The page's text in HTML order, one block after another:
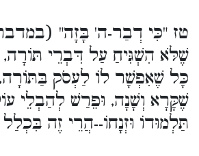
טז "כִּי דְבַר-ה' בָּזָה"
שֶׁלֹּא הִשְׁגִּיחַ עַל דִּבְרֵי תּוֹרָה,
כָּל שֶׁאִפְשָׁר לוֹ לַעְסֹק בַּתּוֹרָה,
שֶׁקָּרָא וְשָׁנָה, וּפֵרַשׁ לְהַבְלֵי
תַּלְמוּדוֹ וּזְנָחוֹ--הֲרֵי זֶה